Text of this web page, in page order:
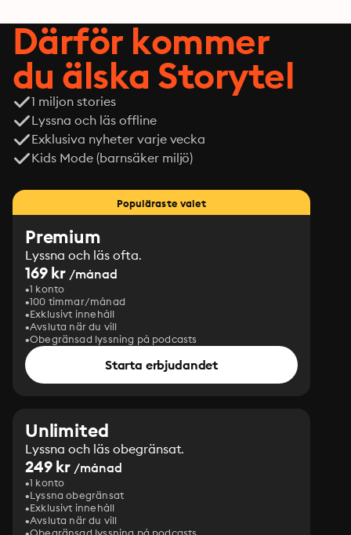
Därför kommer
du älska Storytel
1 miljon stories
Lyssna och läs offline
Exklusiva nyheter varje vecka
Kids Mode (barnsäker miljö)
Populäraste valet
Premium
Lyssna och läs ofta.
169 kr /månad
1 konto
100 timmar/månad
Exklusivt innehåll
Avsluta när du vill
Obegränsad lyssning på podcasts
Starta erbjudandet
Unlimited
Lyssna och läs obegränsat.
249 kr /månad
1 konto
Lyssna obegränsat
Exklusivt innehåll
Avsluta när du vill